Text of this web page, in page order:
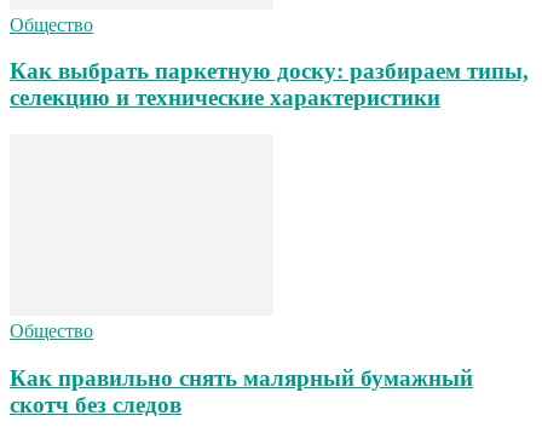
Общество
Как выбрать паркетную доску: разбираем типы,
селекцию и технические характеристики
Общество
Как правильно снять малярный бумажный
скотч без следов